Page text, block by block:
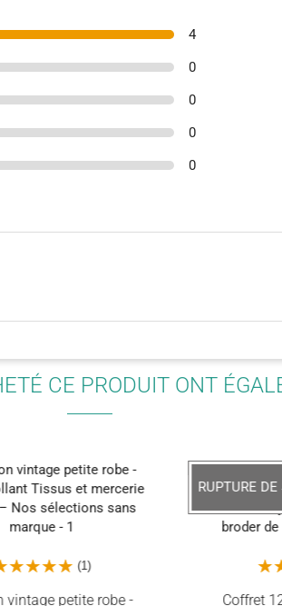
4
0
0
0
0
CE PRODUIT ONT
robe -
RUPTURE DE STOCK
(5)
Coffret 12 cônes